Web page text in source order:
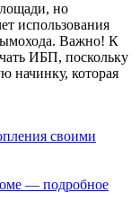
но
использования
Важно! К
ИБП, поскольку
начинку, которая
своими
— подробное